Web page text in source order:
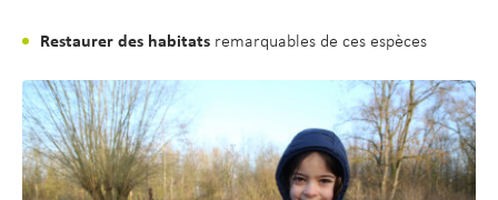
Restaurer des habitats remarquables de ces espèces